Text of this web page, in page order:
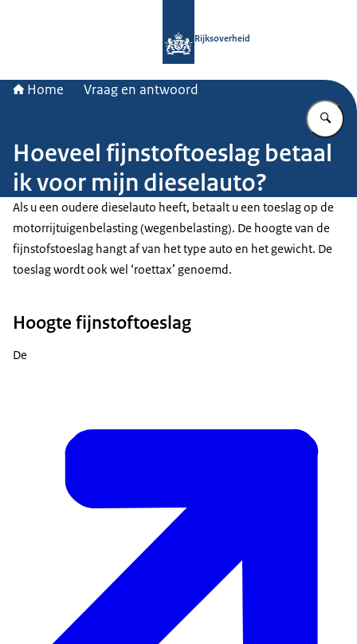
Rijksoverheid
Home Vraag en antwoord
Hoeveel fijnstoftoeslag betaal
ik voor mijn dieselauto?
Als u een oudere dieselauto heeft, betaalt u een toeslag op de
motorrijtuigenbelasting (wegenbelasting). De hoogte van de
fijnstofstoeslag hangt af van het type auto en het gewicht. De
toeslag wordt ook wel ‘roettax’ genoemd.
Hoogte fijnstoftoeslag
De